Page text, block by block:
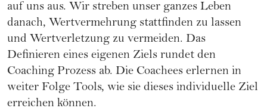
auf uns aus. Wir streben unser ganzes Leben
danach, Wertvermehrung stattfinden zu lassen
und Wertverletzung zu vermeiden. Das
Definieren eines eigenen Ziels rundet den
Coaching Prozess ab. Die Coachees erlernen in
weiter Folge Tools, wie sie dieses individuelle Ziel
erreichen können.